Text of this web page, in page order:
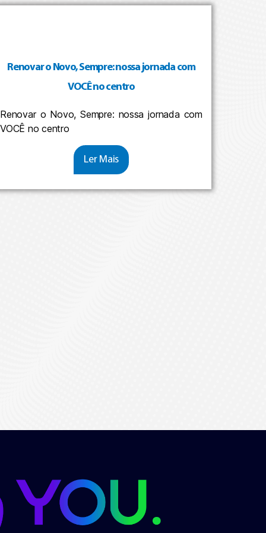
Renovar o Novo, Sempre: nossa jornada com
VOCÊ no centro
Renovar o Novo, Sempre: nossa jornada com
VOCÊ no centro
Ler Mais